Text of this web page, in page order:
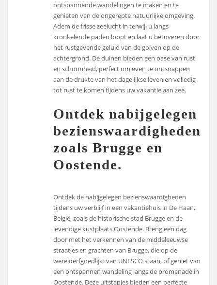
ontspannende wandelingen te maken en te
genieten van de ongerepte natuurlijke omgeving.
Adem de frisse zeelucht in terwijl u langs
kronkelende paden loopt en laat u betoveren door
het rustgevende geluid van de golven op de
achtergrond. De duinen bieden een oase van rust
en schoonheid, perfect om even te ontsnappen
aan de drukte van het dagelijkse leven en volledig
tot rust te komen tijdens uw vakantie aan zee.
Ontdek nabijgelegen
bezienswaardigheden
zoals Brugge en
Oostende.
Ontdek de nabijgelegen bezienswaardigheden
tijdens uw verblijf in een vakantiehuis in De Haan,
België, zoals de historische stad Brugge en de
levendige kustplaats Oostende. Breng een dag
door met het verkennen van de middeleeuwse
straatjes en grachten van Brugge, die op de
werelderfgoedlijst van UNESCO staan, of geniet van
een ontspannen wandeling langs de promenade in
Oostende. Deze uitstapjes bieden een perfecte